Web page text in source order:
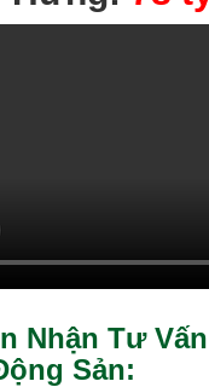
Nhận Tư
Sản: